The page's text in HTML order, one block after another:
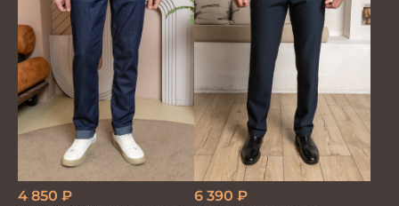
4 850 ₽ 6 390 ₽